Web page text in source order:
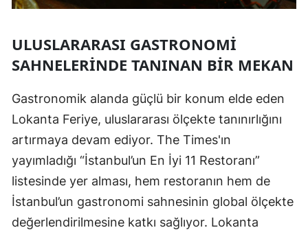
ULUSLARARASI GASTRONOMI
SAHNELERINDE TANINAN BIR MEKAN
Gastronomik alanda güçlü bir konum elde eden
Lokanta Feriye, uluslararası ölçekte tanınırlığını
artırmaya devam ediyor. The Times'ın
yayımladığı “İstanbul’un En İyi 11 Restoranı”
listesinde yer alması, hem restoranın hem de
İstanbul’un gastronomi sahnesinin global ölçekte
değerlendirilmesine katkı sağlıyor. Lokanta